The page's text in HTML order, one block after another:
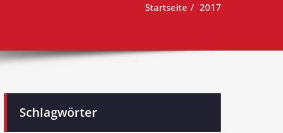
Startseite 2017
Schlagwörter